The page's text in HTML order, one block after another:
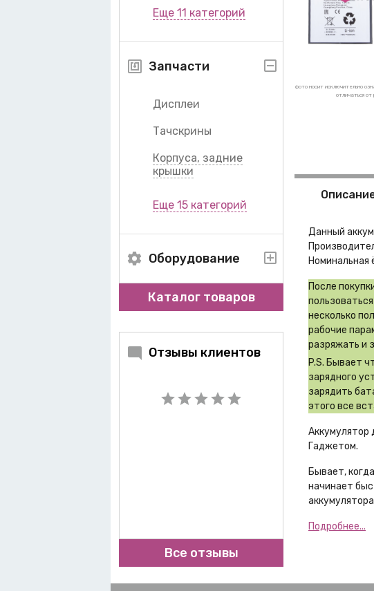
Еще 11 категорий
Запчасти
Дисплеи
Тачскрины
Корпуса, задние
крышки
Еще 15 категорий
Оборудование
Каталог товаров
Отзывы клиентов
Все отзывы
фото носит исключительно
отличаться от
Данный
Номинальная
После
несколько
рабочие
разряжать и
P.S. Бывает
зарядного
зарядить
этого все
Аккумулятор
Гаджетом.
Бывает,
начинает
Подробнее...